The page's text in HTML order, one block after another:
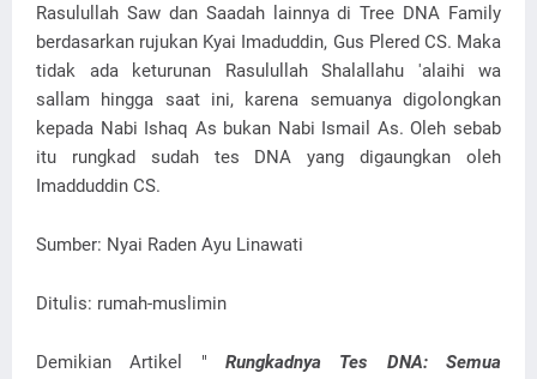
Rasulullah Saw dan Saadah lainnya di Tree DNA Family
berdasarkan rujukan Kyai Imaduddin, Gus Plered CS. Maka
tidak ada keturunan Rasulullah Shalallahu 'alaihi wa
sallam hingga saat ini, karena semuanya digolongkan
kepada Nabi Ishaq As bukan Nabi Ismail As. Oleh sebab
itu rungkad sudah tes DNA yang digaungkan oleh
Imadduddin CS.
Sumber: Nyai Raden Ayu Linawati
Ditulis: rumah-muslimin
Demikian Artikel " Rungkadnya Tes DNA: Semua